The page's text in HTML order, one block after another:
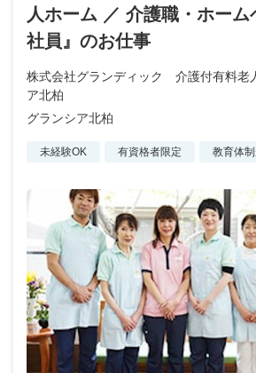
人ホーム ／ 介護職・ホー
社員』のお仕事
株式会社グランディック 介護付有料
ア北柏
グランシア北柏
未経験OK 有資格者限定 教育体